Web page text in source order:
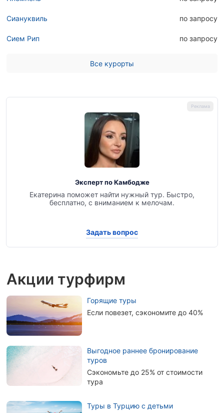
Сиануквиль по запросу
Сием Рип по запросу
Все курорты
Эксперт по Камбодже
Екатерина поможет найти нужный тур. Быстро,
бесплатно, с вниманием к мелочам.
Задать вопрос
Акции турфирм
Горящие туры
Если повезет, сэкономите до 40%
Выгодное раннее бронирование
туров
Сэкономьте до 25% от стоимости
тура
Туры в Турцию с детьми